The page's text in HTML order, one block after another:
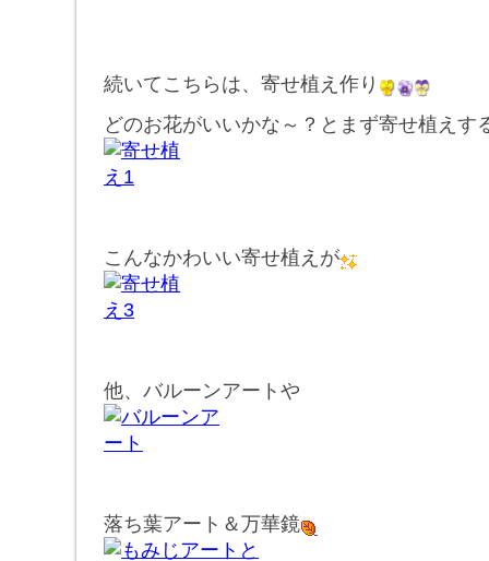
続いてこちらは、寄せ植え作り
どのお花がいいかな～？とまず寄せ植えす
こんなかわいい寄せ植えが
他、バルーンアートや
落ち葉アート＆万華鏡